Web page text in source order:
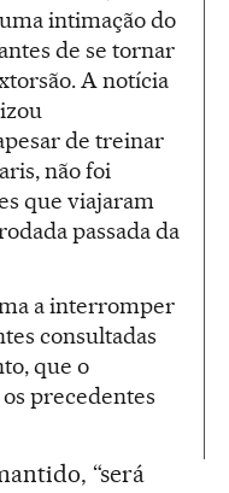
intimação do
de se tornar
A notícia
de treinar
não foi
que viajaram
passada da
a interromper
consultadas
que o
precedentes
“será